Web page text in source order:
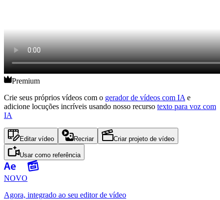
Premium
Crie seus próprios vídeos com o gerador de vídeos com IA e
adicione locuções incríveis usando nosso recurso texto para voz com
IA
Editar vídeo Recriar Criar projeto de vídeo
Usar como referência
NOVO
Agora, integrado ao seu editor de vídeo